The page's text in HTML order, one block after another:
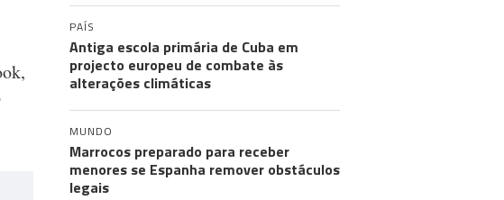
PAÍS
Antiga escola primária de Cuba em
projecto europeu de combate às
alterações climáticas
MUNDO
Marrocos preparado para receber
menores se Espanha remover obstáculos
legais